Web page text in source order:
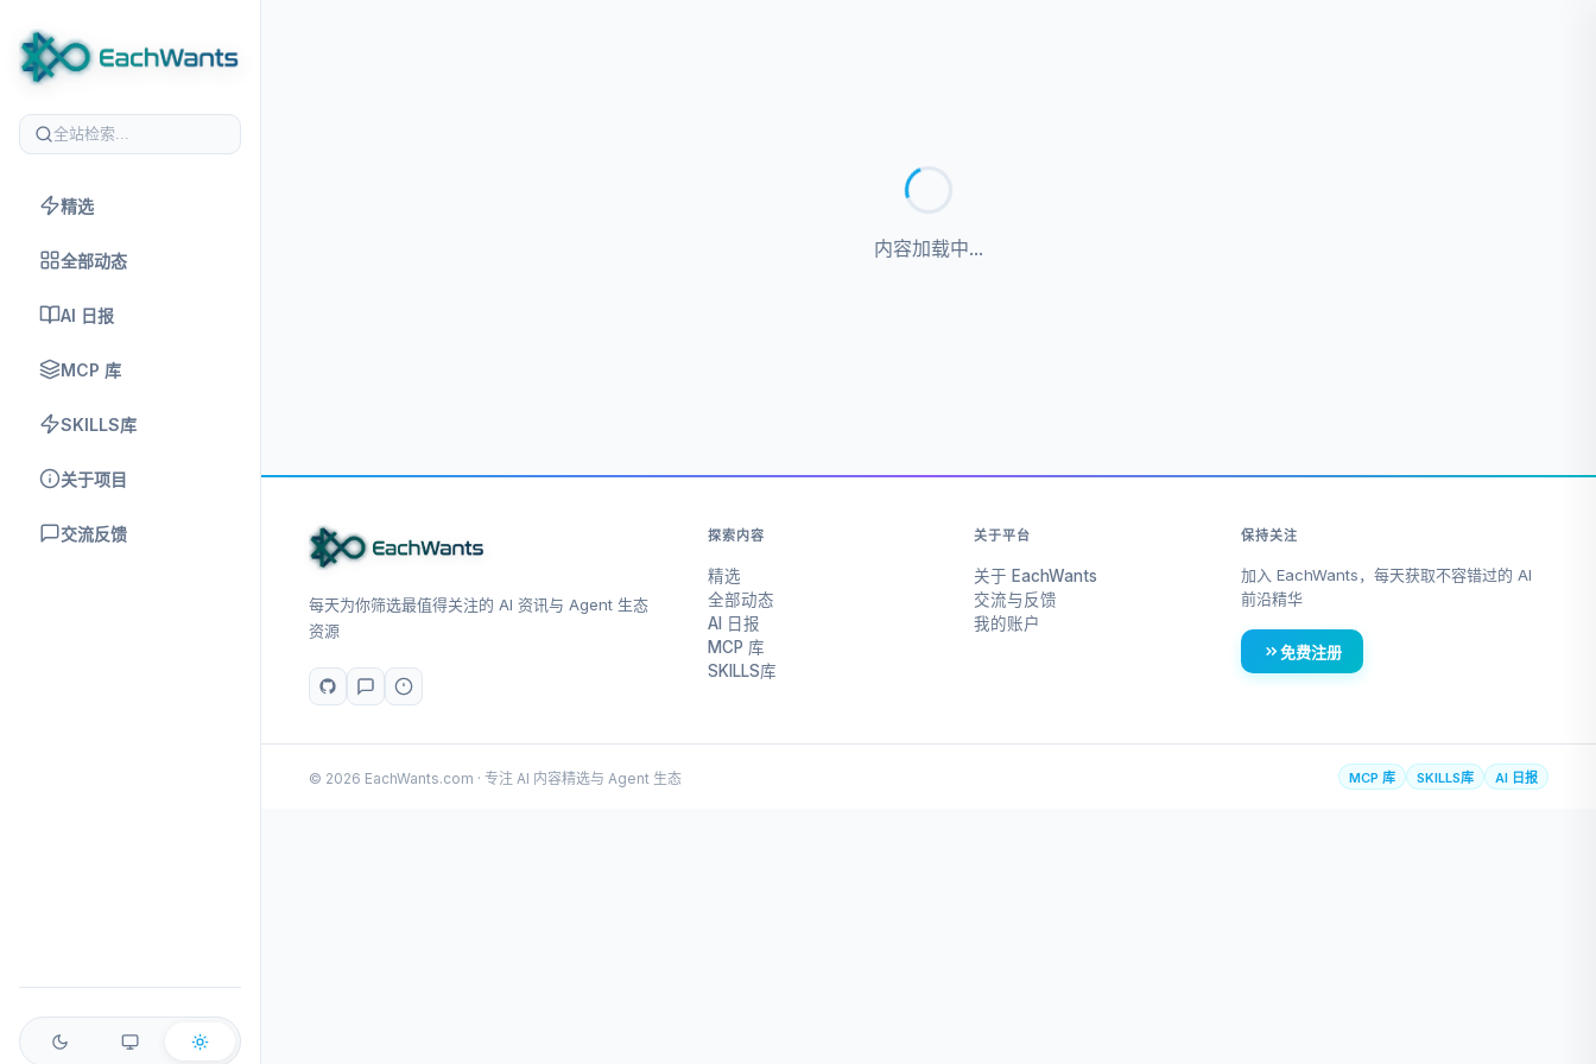
精选
全部动态
AI 日报
MCP 库
SKILLS库
关于项目
交流反馈
内容加载中...
每天为你筛选最值得关注的 AI 资讯与 Agent 生态
资源
探索内容
精选
全部动态
AI 日报
MCP 库
SKILLS库
关于平台
关于 EachWants
交流与反馈
我的账户
保持关注
加入 EachWants，每天获取不容错过的 AI
前沿精华
免费注册
© 2026 EachWants.com · 专注 AI 内容精选与 Agent 生态 MCP 库 SKILLS库 AI 日报